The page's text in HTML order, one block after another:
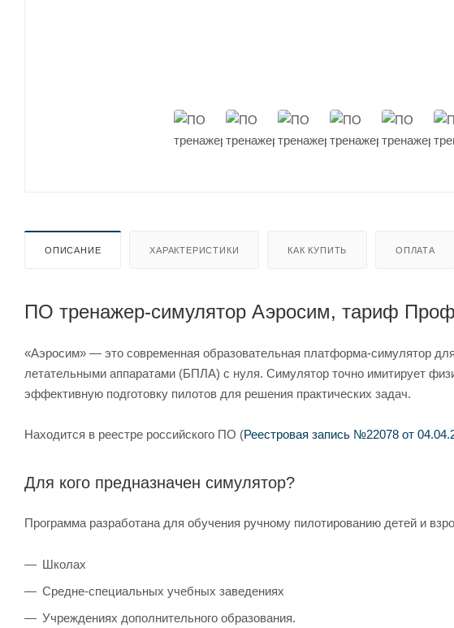
ОПИСАНИЕ ХАРАКТЕРИСТИКИ КАК КУПИТЬ ОПЛАТА
ПО тренажер-симулятор Аэросим, тариф
«Аэросим» — это современная образовательная платформа-симулятор
летательными аппаратами (БПЛА) с нуля. Симулятор точно имитирует
эффективную подготовку пилотов для решения практических задач.
Находится в реестре российского ПО (Реестровая запись №22078 от
Для кого предназначен симулятор?
Программа разработана для обучения ручному пилотированию детей и
Школах
Средне-специальных учебных заведениях
Учреждениях дополнительного образования.